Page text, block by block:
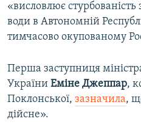
«висловлює
води в Автономній
тимчасово окупованому
Перша заступниця
України Еміне Джеппар,
Поклонської, зазначила,
дійсне».